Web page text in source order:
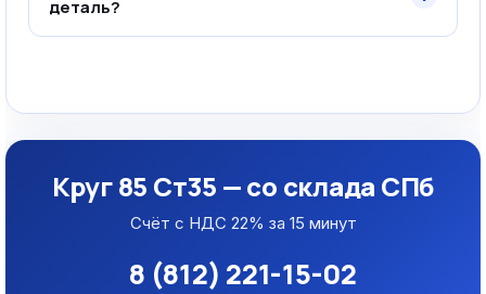
деталь?
Круг 85 Ст35 — со склада СПб
Счёт с НДС 22% за 15 минут
8 (812) 221-15-02